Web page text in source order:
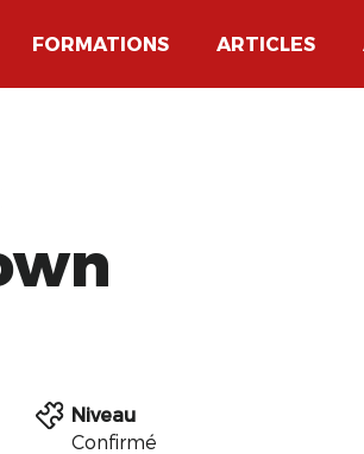
FORMATIONS ARTICLES
Niveau
Confirmé